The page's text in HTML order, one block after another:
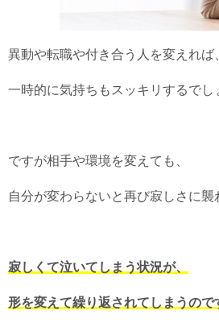
異動や転職や付き合う人を変えれば
一時的に気持ちもスッキリするでし
ですが相手や環境を変えても、
自分が変わらないと再び寂しさに襲
寂しくて泣いてしまう状況が、
形を変えて繰り返されてしまうので